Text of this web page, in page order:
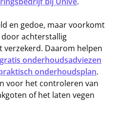
en gedoe, maar voorkomt
achterstallig
Daarom helpen
gratis onderhoudsadviezen
onderhoudsplan.
voor het controleren van
of het laten vegen